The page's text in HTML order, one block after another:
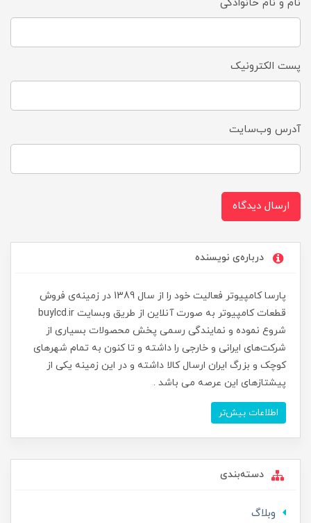
نام و نام خانوادگی
پست الکترونیک
آدرس وب‌سایت
ارسال دیدگاه
درباره‌ی نویسنده
پارسا کامپیوتر فعالیت خود را از سال 1389 در زمینه‌ی فروش
قطعات کامپیوتر به صورت آنلاین از طریق وبسایت buylcd.ir
شروع نموده و نمایندگی رسمی پخش محصولات بسیاری از
شرکت‌های ایرانی و خارجی را داشته و تا کنون به تمام شهرهای
کوچک و بزرگ ایران ارسال کالا داشته و در این زمینه یکی از
پیشتازهای این عرصه می باشد .
اطلاعات بیش‌تر
دسته‌بندی
وبلاگ